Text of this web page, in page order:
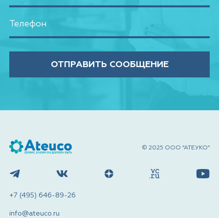
ОТПРАВИТЬ СООБЩЕНИЕ
© 2025 ООО “АТЕУКО”
+7 (495) 646-89-26
info@ateuco.ru